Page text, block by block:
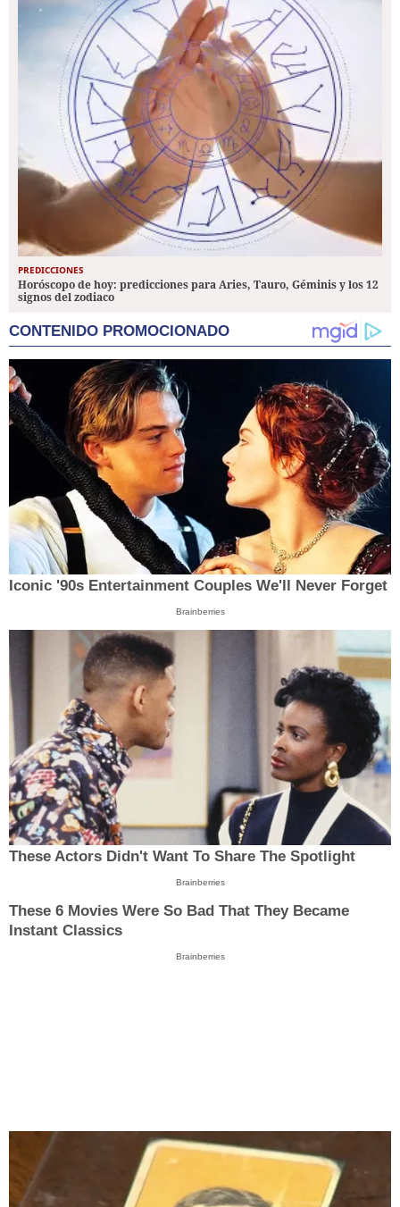
PREDICCIONES
Horóscopo de hoy: predicciones para Aries, Tauro, Géminis y los 12
signos del zodiaco
CONTENIDO PROMOCIONADO
Iconic '90s Entertainment Couples We'll Never Forget
Brainberries
These Actors Didn't Want To Share The Spotlight
Brainberries
These 6 Movies Were So Bad That They Became
Instant Classics
Brainberries